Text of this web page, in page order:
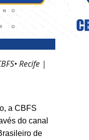
Recife |
a CBFS
do canal
de